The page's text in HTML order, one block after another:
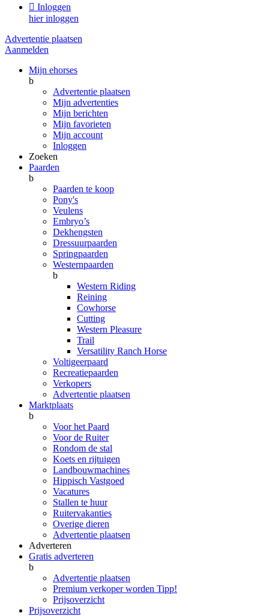
 Inloggen
hier inloggen
Advertentie plaatsen
Aanmelden
Mijn ehorses
b
Advertentie plaatsen
Mijn advertenties
Mijn berichten
Mijn favorieten
Mijn account
Inloggen
Zoeken
Paarden
b
Paarden te koop
Pony's
Veulens
Embryo’s
Dekhengsten
Dressuurpaarden
Springpaarden
Westernpaarden
b
Western Riding
Reining
Cowhorse
Cutting
Western Pleasure
Trail
Versatility Ranch Horse
Voltigeerpaard
Recreatiepaarden
Verkopers
Advertentie plaatsen
Marktplaats
b
Voor het Paard
Voor de Ruiter
Rondom de stal
Koets en rijtuigen
Landbouwmachines
Hippisch Vastgoed
Vacatures
Stallen te huur
Ruitervakanties
Overige dieren
Advertentie plaatsen
Adverteren
Gratis adverteren
b
Advertentie plaatsen
Premium verkoper worden Tipp!
Prijsoverzicht
Prijsoverzicht